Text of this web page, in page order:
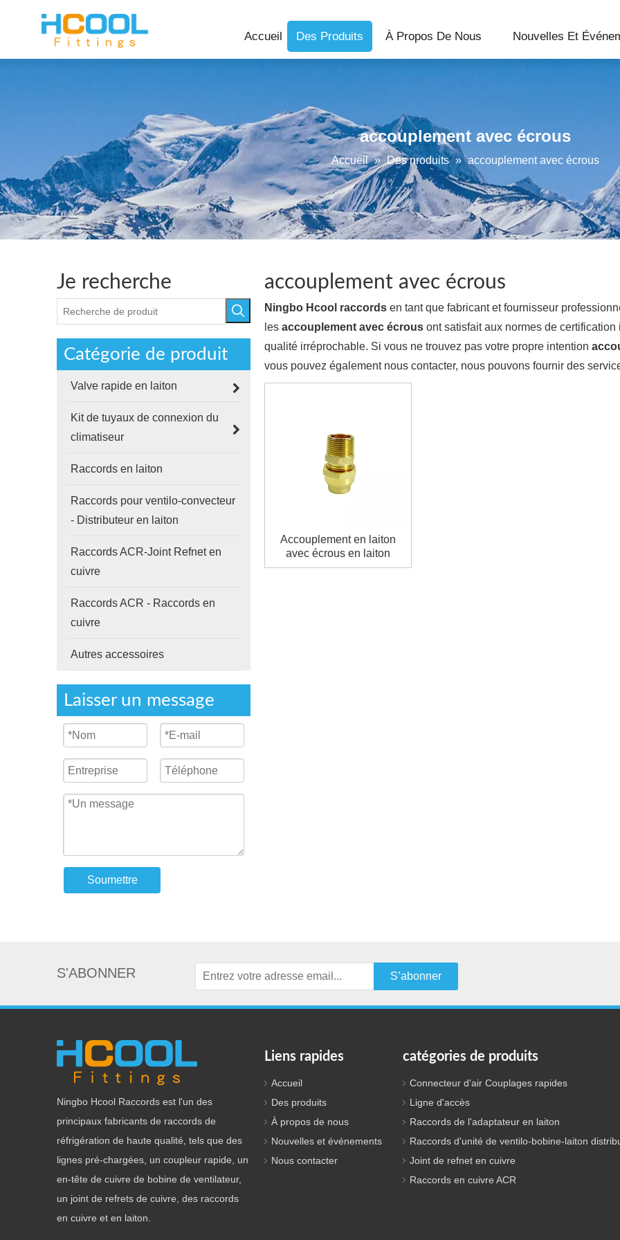
Accueil Des Produits À Propos De Nous Nouvelles Et
accouplement avec écrous
Accueil » Des produits » accouplement avec écrous
Je recherche
Catégorie de produit
Valve rapide en laiton
Kit de tuyaux de connexion du
climatiseur
Raccords en laiton
Raccords pour ventilo-convecteur
- Distributeur en laiton
Raccords ACR-Joint Refnet en
cuivre
Raccords ACR - Raccords en
cuivre
Autres accessoires
Laisser un message
Soumettre
accouplement avec écrous
Ningbo Hcool raccords en tant que fabricant et fournisseur
les accouplement avec écrous ont satisfait aux normes de
qualité irréprochable. Si vous ne trouvez pas votre propre intention
vous pouvez également nous contacter, nous pouvons fournir des
Accouplement en laiton
avec écrous en laiton
S'ABONNER S’abonner
Ningbo Hcool Raccords est l'un des
principaux fabricants de raccords de
réfrigération de haute qualité, tels que des
lignes pré-chargées, un coupleur rapide, un
en-tête de cuivre de bobine de ventilateur,
un joint de refrets de cuivre, des raccords
en cuivre et en laiton.
Liens rapides
Accueil
Des produits
À propos de nous
Nouvelles et événements
Nous contacter
catégories de produits
Connecteur d'air Couplages rapides
Ligne d'accès
Raccords de l'adaptateur en laiton
Raccords d'unité de ventilo-bobine-laiton
Joint de refnet en cuivre
Raccords en cuivre ACR